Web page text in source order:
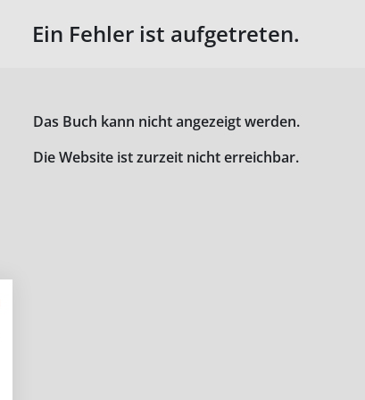
Ein Fehler ist aufgetreten.
Das Buch kann nicht angezeigt werden.
Die Website ist zurzeit nicht erreichbar.